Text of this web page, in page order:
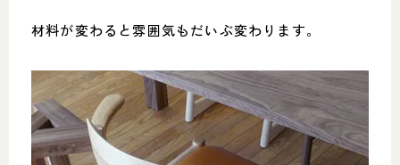
材料が変わると雰囲気もだいぶ変わります。